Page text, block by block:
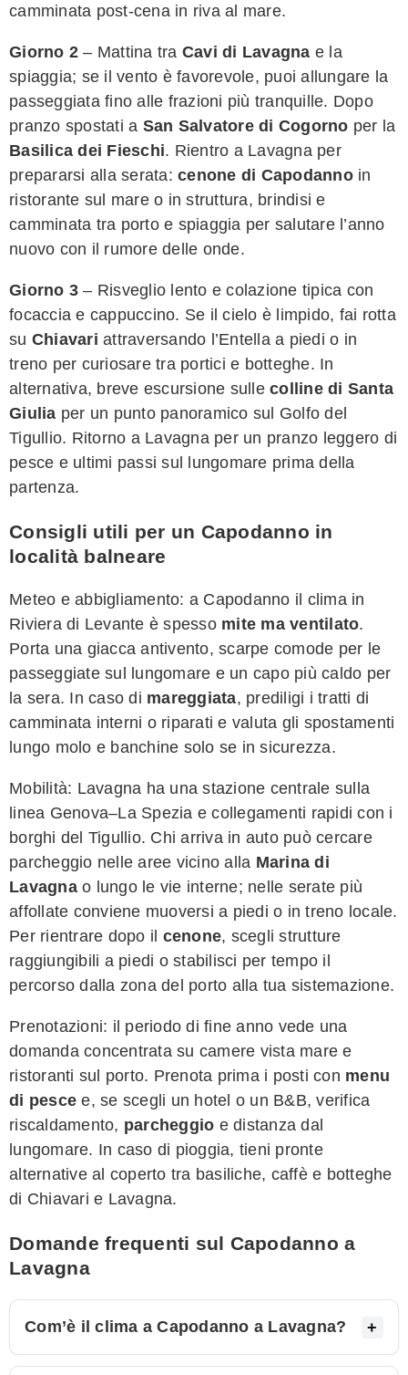
camminata post-cena in riva al mare.
Giorno 2 – Mattina tra Cavi di Lavagna e la
spiaggia; se il vento è favorevole, puoi allungare la
passeggiata fino alle frazioni più tranquille. Dopo
pranzo spostati a San Salvatore di Cogorno per la
Basilica dei Fieschi. Rientro a Lavagna per
prepararsi alla serata: cenone di Capodannoin
ristorante sul mare o in struttura, brindisi e
camminata tra porto e spiaggia per salutare l’anno
nuovo con il rumore delle onde.
Giorno 3 – Risveglio lento e colazione tipica con
focaccia e cappuccino. Se il cielo è limpido, fai rotta
su Chiavari attraversando l’Entella a piedi o in
treno per curiosare tra portici e botteghe. In
alternativa, breve escursione sulle colline di Santa
Giulia per un punto panoramico sul Golfo del
Tigullio. Ritorno a Lavagna per un pranzo leggero di
pesce e ultimi passi sul lungomare prima della
partenza.
Consigli utili per un Capodanno in
località balneare
Meteo e abbigliamento: a Capodanno il clima in
Riviera di Levante è spesso mite ma ventilato.
Porta una giacca antivento, scarpe comode per le
passeggiate sul lungomare e un capo più caldo per
la sera. In caso di mareggiata, prediligi i tratti di
camminata interni o riparati e valuta gli spostamenti
lungo molo e banchine solo se in sicurezza.
Mobilità: Lavagna ha una stazione centrale sulla
linea Genova–La Spezia e collegamenti rapidi con i
borghi del Tigullio. Chi arriva in auto può cercare
parcheggio nelle aree vicino alla Marina di
Lavagnao lungo le vie interne; nelle serate più
affollate conviene muoversi a piedi o in treno locale.
Per rientrare dopo il cenone, scegli strutture
raggiungibili a piedi o stabilisci per tempo il
percorso dalla zona del porto alla tua sistemazione.
Prenotazioni: il periodo di fine anno vede una
domanda concentrata su camere vista mare e
ristoranti sul porto. Prenota prima i posti con menu
di pesce e, se scegli un hotel o un B&B, verifica
riscaldamento, parcheggio e distanza dal
lungomare. In caso di pioggia, tieni pronte
alternative al coperto tra basiliche, caffè e botteghe
di Chiavari e Lavagna.
Domande frequenti sul Capodanno a
Lavagna
Com’è il clima a Capodanno a Lavagna?